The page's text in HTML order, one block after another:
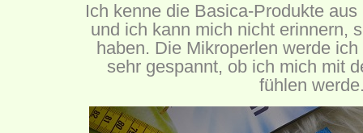
Ich kenne die Basica-Produkte
und ich kann mich nicht erinnern,
haben. Die Mikroperlen werde
sehr gespannt, ob ich mich mit
fühlen